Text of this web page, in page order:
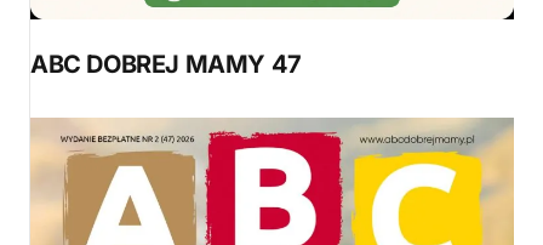
ABC DOBREJ MAMY 47